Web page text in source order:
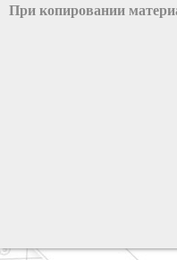
При копировании